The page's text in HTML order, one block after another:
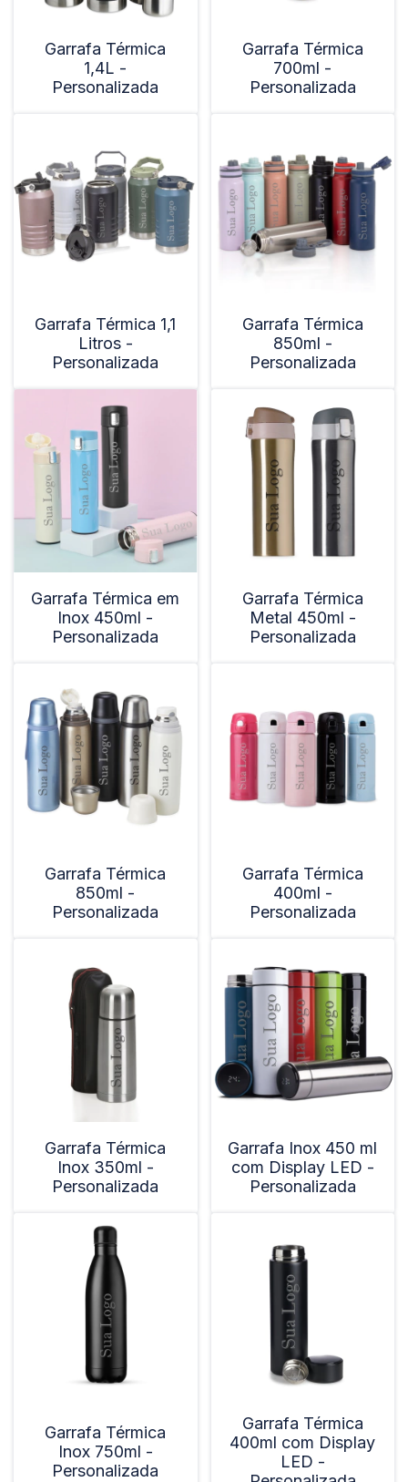
Garrafa Térmica
1,4L -
Personalizada
Garrafa Térmica
700ml -
Personalizada
Garrafa Térmica 1,1
Litros -
Personalizada
Garrafa Térmica
850ml -
Personalizada
Garrafa Térmica em
Inox 450ml -
Personalizada
Garrafa Térmica
Metal 450ml -
Personalizada
Garrafa Térmica
850ml -
Personalizada
Garrafa Térmica
400ml -
Personalizada
Garrafa Térmica
Inox 350ml -
Personalizada
Garrafa Inox 450 ml
com Display LED -
Personalizada
Garrafa Térmica
Inox 750ml -
Personalizada
Garrafa Térmica
400ml com Display
LED -